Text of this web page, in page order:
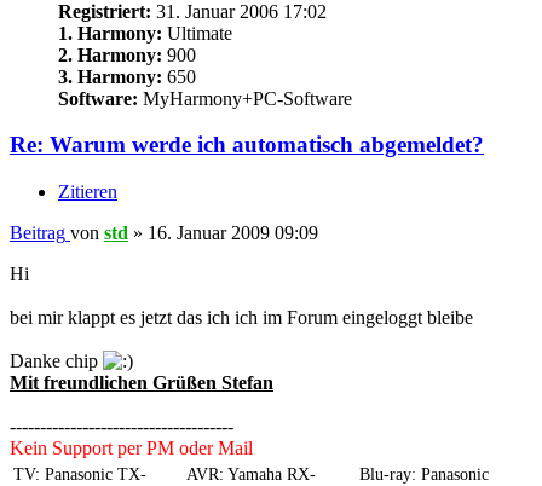
Registriert: 31. Januar 2006 17:02
1. Harmony: Ultimate
2. Harmony: 900
3. Harmony: 650
Software: MyHarmony+PC-Software
Re: Warum werde ich automatisch abgemeldet?
Zitieren
Beitrag von std » 16. Januar 2009 09:09
Hi
bei mir klappt es jetzt das ich ich im Forum eingeloggt bleibe
Danke chip
Mit freundlichen Grüßen Stefan
-------------------------------------
Kein Support per PM oder Mail
TV: Panasonic TX-
AVR: Yamaha RX-
Blu-ray: Panasonic